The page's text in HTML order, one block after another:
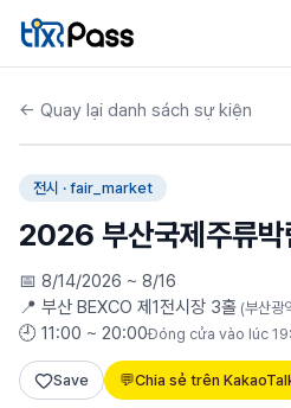
Skip to content
← Quay lại danh sách sự kiện
🎧Thuyết minh thông minh
전시 · fair_market
2026 부산국제주류박
📅 8/14/2026 ~ 8/16
📍 부산 BEXCO 제1전시장 3홀 (부산광
🕘 11:00 ~ 20:00Đóng cửa vào lúc
Save 💬Chia sẻ trên